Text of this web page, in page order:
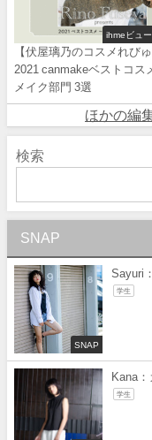
ihmeビュ
【伏屋璃乃のコスメれびゅ
2021 canmakeベストコス
メイク部門 3選
ほかの編
検索
SNAP
SNAP
Sayuri
学生
Kana
学生